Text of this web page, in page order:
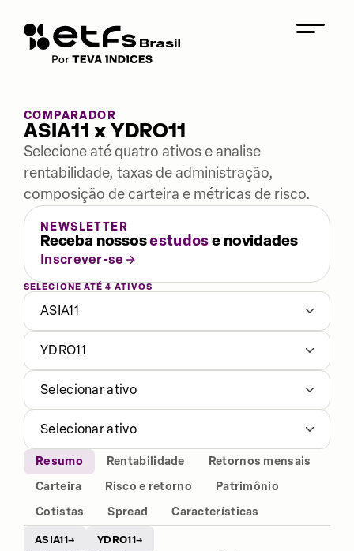
COMPARADOR
ASIA11 x YDRO11
Selecione até quatro ativos e analise
rentabilidade, taxas de administração,
composição de carteira e métricas de risco.
NEWSLETTER
Receba nossosestudose novidades
Inscrever-se
SELECIONE ATÉ 4 ATIVOS
ASIA11
YDRO11
Selecionar ativo
Selecionar ativo
Resumo Rentabilidade
Retornos mensais
Carteira
Risco e retorno
Patrimônio
Cotistas
Spread Características
ASIA11→ YDRO11→